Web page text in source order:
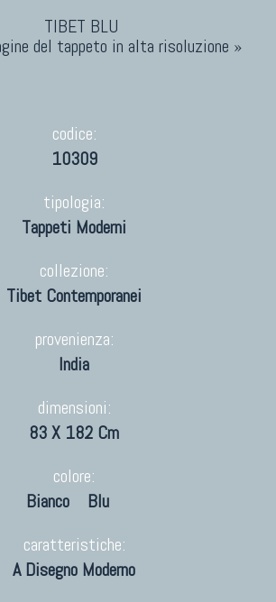
del tappeto in alta risoluzione »
codice:
10309
tipologia:
Tappeti Moderni
collezione:
Tibet Contemporanei
provenienza:
India
dimensioni:
83 X 182 Cm
colore:
Bianco
Blu
caratteristiche:
A Disegno Moderno